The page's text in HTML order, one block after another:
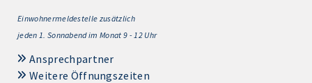
Einwohnermeldestelle zusätzlich
jeden 1. Sonnabend im Monat 9 - 12 Uhr
Ansprechpartner
Weitere Öffnungszeiten